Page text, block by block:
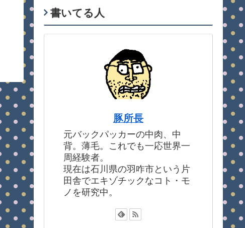
書いてる人
豚所長
元バックパッカーの中肉、中
背。薄毛。これでも一応世界一
周経験者。
現在は石川県の羽咋市という片
田舎でエキゾチックなコト・モ
ノを研究中。